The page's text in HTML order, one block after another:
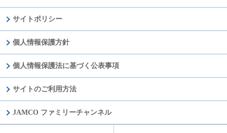
サイトポリシー
個人情報保護方針
個人情報保護法に基づく公表事項
サイトのご利用方法
JAMCO ファミリーチャンネル